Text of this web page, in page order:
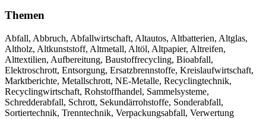
Themen
Abfall, Abbruch, Abfallwirtschaft, Altautos, Altbatterien, Altglas,
Altholz, Altkunststoff, Altmetall, Altöl, Altpapier, Altreifen,
Alttextilien, Aufbereitung, Baustoffrecycling, Bioabfall,
Elektroschrott, Entsorgung, Ersatzbrennstoffe, Kreislaufwirtschaft,
Marktberichte, Metallschrott, NE-Metalle, Recyclingtechnik,
Recyclingwirtschaft, Rohstoffhandel, Sammelsysteme,
Schredderabfall, Schrott, Sekundärrohstoffe, Sonderabfall,
Sortiertechnik, Trenntechnik, Verpackungsabfall, Verwertung